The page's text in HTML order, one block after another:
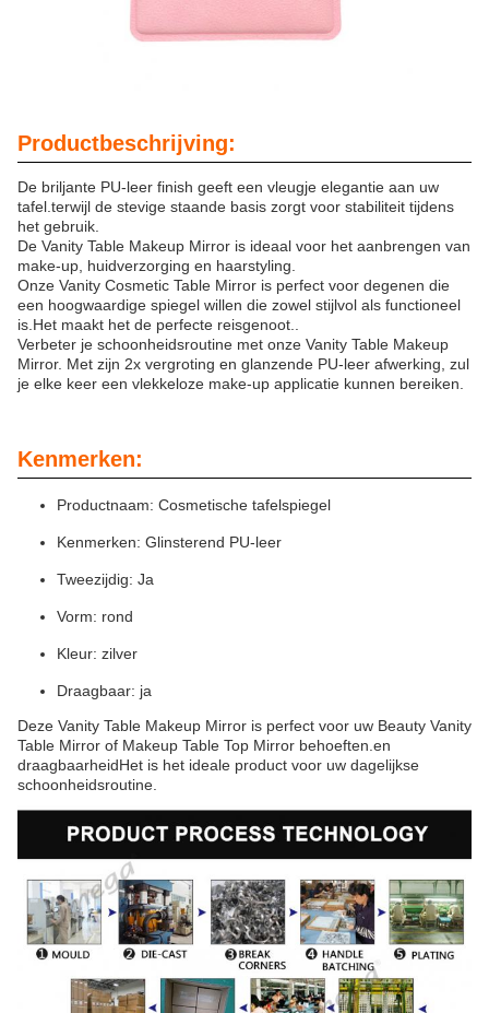
Productbeschrijving:
De briljante PU-leer finish geeft een vleugje elegantie aan uw
tafel.terwijl de stevige staande basis zorgt voor stabiliteit tijdens
het gebruik.
De Vanity Table Makeup Mirror is ideaal voor het aanbrengen van
make-up, huidverzorging en haarstyling.
Onze Vanity Cosmetic Table Mirror is perfect voor degenen die
een hoogwaardige spiegel willen die zowel stijlvol als functioneel
is.Het maakt het de perfecte reisgenoot..
Verbeter je schoonheidsroutine met onze Vanity Table Makeup
Mirror. Met zijn 2x vergroting en glanzende PU-leer afwerking, zul
je elke keer een vlekkeloze make-up applicatie kunnen bereiken.
Kenmerken:
Productnaam: Cosmetische tafelspiegel
Kenmerken: Glinsterend PU-leer
Tweezijdig: Ja
Vorm: rond
Kleur: zilver
Draagbaar: ja
Deze Vanity Table Makeup Mirror is perfect voor uw Beauty Vanity
Table Mirror of Makeup Table Top Mirror behoeften.en
draagbaarheidHet is het ideale product voor uw dagelijkse
schoonheidsroutine.